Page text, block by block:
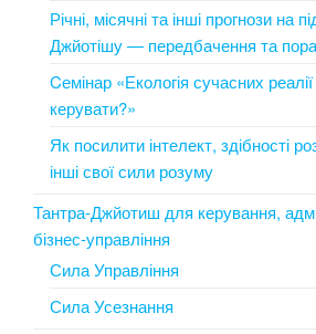
Річні, місячні та інші прогнози на
Джйотішу — передбачення та
Cемінар «Екологія сучасних
керувати?»
Як посилити інтелект, здібності
інші свої сили розуму
Тантра-Джйотиш для керування,
бізнес-управління
Сила Управління
Сила Усезнання